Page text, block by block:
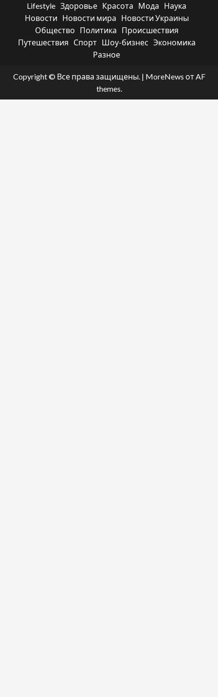
Lifestyle Здоровье Красота Мода
Наука
Новости
Новости мира
Новости Украины
Общество
Политика
Происшествия
Путешествия
Спорт Шоу-бизнес Экономика
Разное
Copyright © Все права защищены. | MoreNews от AF
themes.